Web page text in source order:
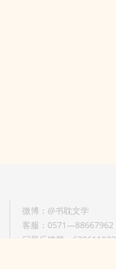
微博：@书耽文学
客服：0571—88667962
问题反馈群：630611933